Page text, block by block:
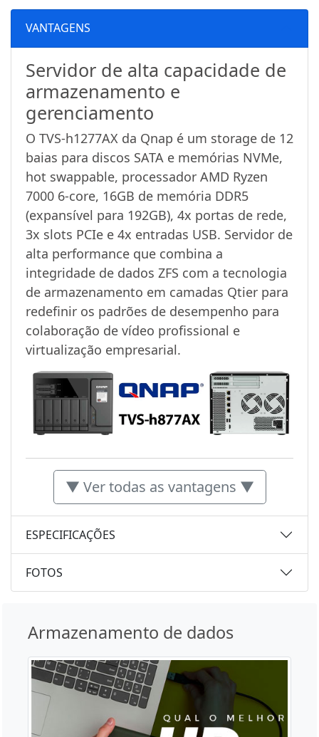
VANTAGENS
Servidor de alta capacidade de
armazenamento e
gerenciamento
O TVS-h1277AX da Qnap é um storage de 12
baias para discos SATA e memórias NVMe,
hot swappable, processador AMD Ryzen
7000 6-core, 16GB de memória DDR5
(expansível para 192GB), 4x portas de rede,
3x slots PCIe e 4x entradas USB. Servidor de
alta performance que combina a
integridade de dados ZFS com a tecnologia
de armazenamento em camadas Qtier para
redefinir os padrões de desempenho para
colaboração de vídeo profissional e
virtualização empresarial.
▼ Ver todas as vantagens ▼
ESPECIFICAÇÕES
FOTOS
Armazenamento de dados